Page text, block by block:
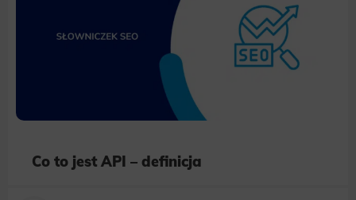
Co to jest API – definicja